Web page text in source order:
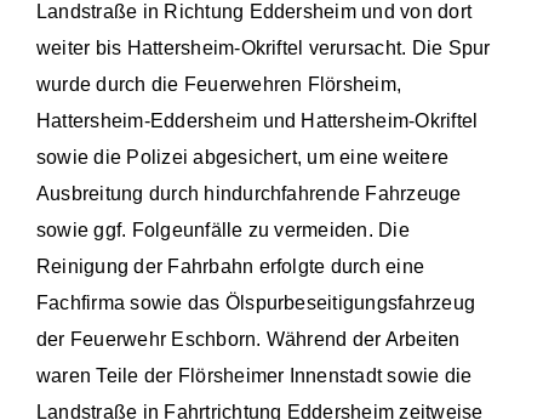
Landstraße in Richtung Eddersheim und von dort
weiter bis Hattersheim-Okriftel verursacht. Die Spur
wurde durch die Feuerwehren Flörsheim,
Hattersheim-Eddersheim und Hattersheim-Okriftel
sowie die Polizei abgesichert, um eine weitere
Ausbreitung durch hindurchfahrende Fahrzeuge
sowie ggf. Folgeunfälle zu vermeiden. Die
Reinigung der Fahrbahn erfolgte durch eine
Fachfirma sowie das Ölspurbeseitigungsfahrzeug
der Feuerwehr Eschborn. Während der Arbeiten
waren Teile der Flörsheimer Innenstadt sowie die
Landstraße in Fahrtrichtung Eddersheim zeitweise